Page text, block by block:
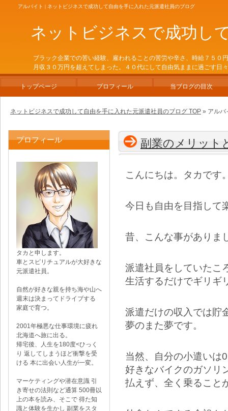
アルバイト | ネットビジネスで成功して自由を手に入れた元派遣社員のブログ
副業のメリット
こんにちは。タカです
今日も自由を目指して
昔、こんな事がありま
派遣社員をしていたこ
生活するだけでギリギ
派遣だけの収入では貯
夢のまた夢です。
当然、自分の小遣いは
好きなバイクのガソリ
払えず、全く乗ること
プロフィール
タカと申します。
車とスピリチュアルが大好きな
元派遣社員。
自然が好きな親を持ち海や山へ
週末は決まってドライブする
家庭で育つ。
2001年極悪な仕事環境に疲れ
北海道へ旅に出る。
帰宅後、人生を180度<ひっく
り 返してしまうほど衝撃を受
ける 本に出会い人生が一変。
マーケティングや潜在意識 引
き寄せの法則など通算 500冊以
上の本を読み、そこで 得た知
識と体験を生かし 副業をスタ
ネットビジネスで成功して自由を手に入れた元派遣社員のブログ TOP » アルバ
ネットビジネスで成功し
ブラック企業での苦い経験、雇われることの苦労や辛さ、時給７５
月収３０万円を超えてしまった。４０代にして自由気ままに過ごす日
トップページ プロフィール 当ブログの目次